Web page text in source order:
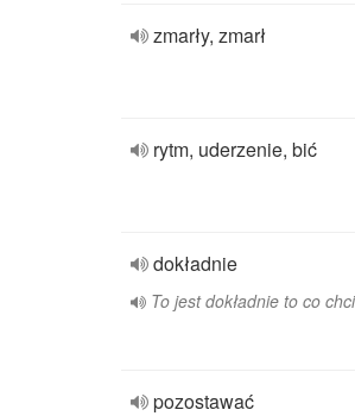
zmarły, zmarł
rytm, uderzenie, bić
dokładnie
To jest dokładnie to co
pozostawać